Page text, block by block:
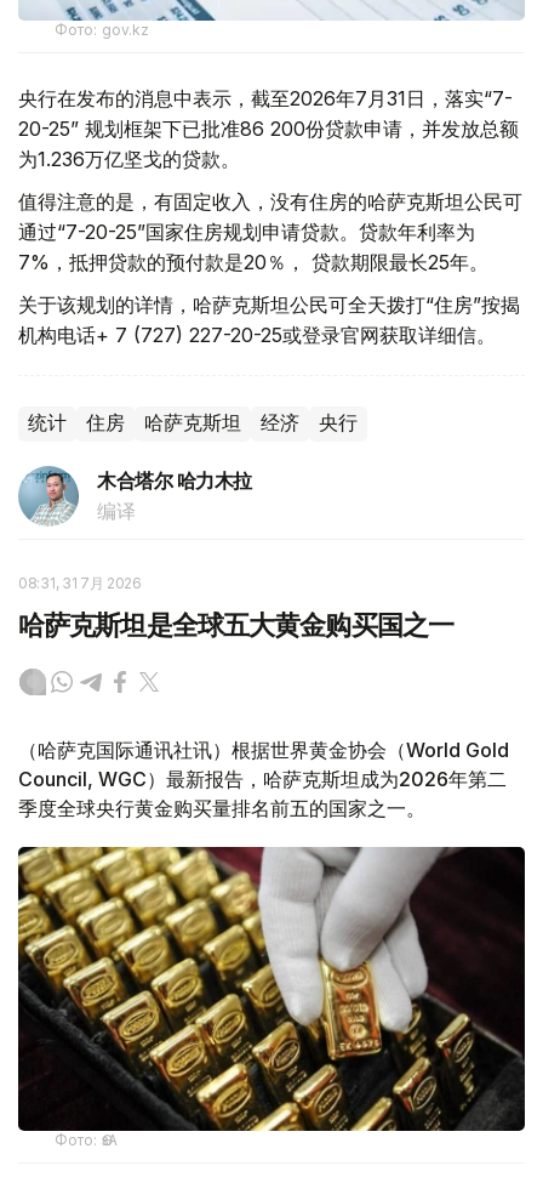
Фото: gov.kz
央行在发布的消息中表示，截至2026年7月31日，落实“7-
20-25” 规划框架下已批准86 200份贷款申请，并发放总额
为1.236万亿坚戈的贷款。
值得注意的是，有固定收入，没有住房的哈萨克斯坦公民可
通过“7-20-25”国家住房规划申请贷款。贷款年利率为
7%，抵押贷款的预付款是20％， 贷款期限最长25年。
关于该规划的详情，哈萨克斯坦公民可全天拨打“住房”按揭
机构电话+ 7 (727) 227-20-25或登录官网获取详细信。
统计 住房 哈萨克斯坦 经济 央行
木合塔尔 哈力木拉
编译
08:31, 31 7月 2026
哈萨克斯坦是全球五大黄金购买国之一
（哈萨克国际通讯社讯）根据世界黄金协会（World Gold
Council, WGC）最新报告，哈萨克斯坦成为2026年第二
季度全球央行黄金购买量排名前五的国家之一。
Фото: ӨзА